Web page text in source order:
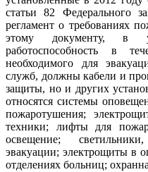
статьи 82 Федерального
регламент о требованиях
этому документу, в
работоспособность в
необходимого для
служб, должны кабели и
защиты, но и других
относятся системы
пожаротушения;
техники; лифты для
освещение;
эвакуации; электрощиты в
отделениях больниц;